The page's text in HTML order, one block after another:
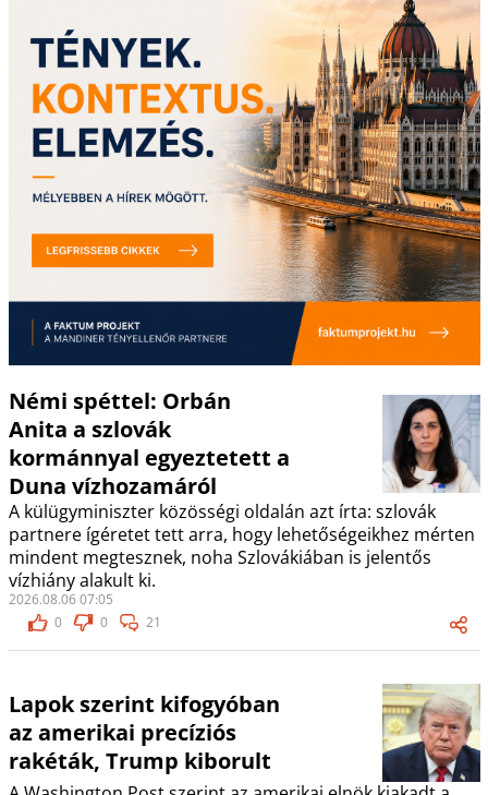
Némi spéttel: Orbán
Anita a szlovák
kormánnyal egyeztetett a
Duna vízhozamáról
A külügyminiszter közösségi oldalán azt írta: szlovák
partnere ígéretet tett arra, hogy lehetőségeikhez mérten
mindent megtesznek, noha Szlovákiában is jelentős
vízhiány alakult ki.
2026.08.06 07:05
0
0 21
Lapok szerint kifogyóban
az amerikai precíziós
rakéták, Trump kiborult